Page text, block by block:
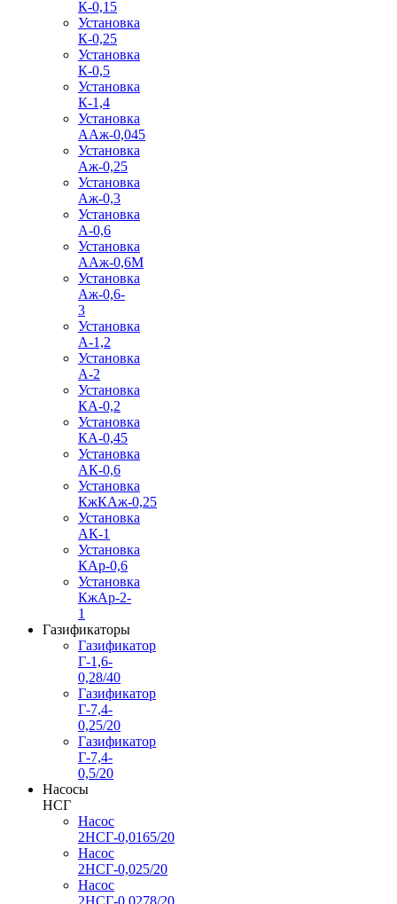
К-0,15
Установка
К-0,25
Установка
К-0,5
Установка
К-1,4
Установка
ААж-0,045
Установка
Аж-0,25
Установка
Аж-0,3
Установка
А-0,6
Установка
ААж-0,6М
Установка
Аж-0,6-
3
Установка
А-1,2
Установка
А-2
Установка
КА-0,2
Установка
КА-0,45
Установка
АК-0,6
Установка
КжКАж-0,25
Установка
АК-1
Установка
КАр-0,6
Установка
КжАр-2-
1
Газификаторы
Газификатор
Г-1,6-
0,28/40
Газификатор
Г-7,4-
0,25/20
Газификатор
Г-7,4-
0,5/20
Насосы
НСГ
Насос
2НСГ-0,0165/20
Насос
2НСГ-0,025/20
Насос
2НСГ-0,0278/20